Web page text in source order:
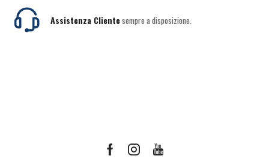
Assistenza Clientesempre a disposizione.
FacebookInstagramYoutube